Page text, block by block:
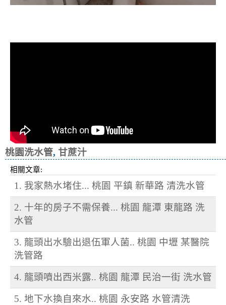
桃園洗水管, 甘蔗汁
相關文章:
1. 我家熱水堵住... 桃園 平鎮 新華路 清洗水管
2. 十年的房子不需保養... 桃園 龍潭 東龍路 洗
水管
3. 龍頭出水驗出退伍軍人菌.. 桃園 中壢 某醫院
洗管路
4. 龍頭噴出西米露.. 桃園 龍潭 民治一街 洗水管
5. 地下水換自來水.. 桃園 永安路 水管清洗